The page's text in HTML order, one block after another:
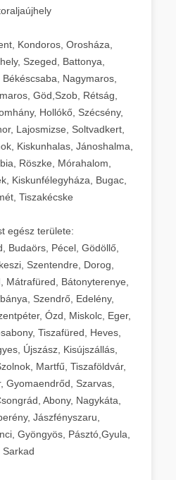
Kondoros, Orosháza,
Szeged, Battonya,
Nagymaros,
Göd,Szob, Rétság,
Hollókő, Szécsény,
Lajosmizse, Soltvadkert,
Kiskunhalas, Jánoshalma,
Röszke, Mórahalom,
Kiskunfélegyháza, Bugac,
Tiszakécske
egész területe:
Budaörs, Pécel, Gödöllő,
Szentendre, Dorog,
Mátrafüred, Bátonyterenye,
Szendrő, Edelény,
Ózd, Miskolc, Eger,
Tiszafüred, Heves,
Újszász, Kisújszállás,
Martfű, Tiszaföldvár,
Gyomaendrőd, Szarvas,
Abony, Nagykáta,
Jászfényszaru,
Gyöngyös, Pásztó,Gyula,
Sarkad